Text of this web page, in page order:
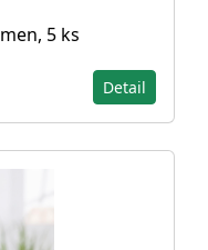
5 ks
Detail